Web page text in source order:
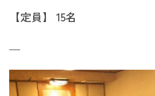
【定員】 15名
—